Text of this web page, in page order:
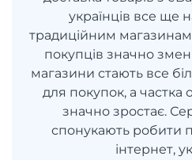
українців все ще
традиційним магазинам,
покупців значно
магазини стають все
для покупок, а
значно зростає.
спонукають робити
інтернет,